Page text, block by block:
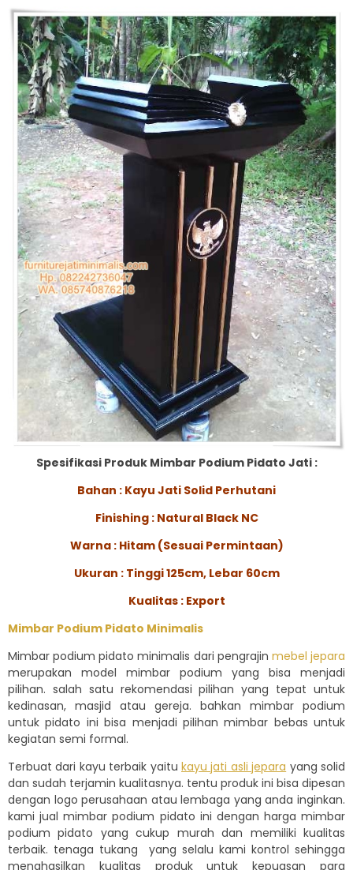
Spesifikasi Produk Mimbar Podium Pidato Jati :
Bahan : Kayu Jati Solid Perhutani
Finishing : Natural Black NC
Warna : Hitam (Sesuai Permintaan)
Ukuran : Tinggi 125cm, Lebar 60cm
Kualitas : Export
Mimbar Podium Pidato Minimalis
Mimbar podium pidato minimalis dari pengrajin mebel jepara
merupakan model mimbar podium yang bisa menjadi
pilihan. salah satu rekomendasi pilihan yang tepat untuk
kedinasan, masjid atau gereja. bahkan mimbar podium
untuk pidato ini bisa menjadi pilihan mimbar bebas untuk
kegiatan semi formal.
Terbuat dari kayu terbaik yaitu kayu jati asli jepara yang solid
dan sudah terjamin kualitasnya. tentu produk ini bisa dipesan
dengan logo perusahaan atau lembaga yang anda inginkan.
kami jual mimbar podium pidato ini dengan harga mimbar
podium pidato yang cukup murah dan memiliki kualitas
terbaik. tenaga tukang yang selalu kami kontrol sehingga
menghasilkan kualitas produk untuk kepuasan para